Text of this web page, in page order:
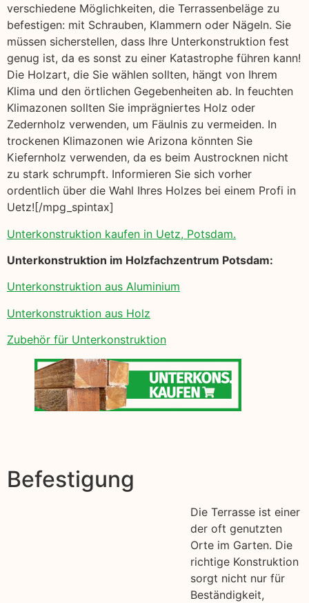
verschiedene Möglichkeiten, die Terrassenbeläge zu
befestigen: mit Schrauben, Klammern oder Nägeln. Sie
müssen sicherstellen, dass Ihre Unterkonstruktion fest
genug ist, da es sonst zu einer Katastrophe führen kann!
Die Holzart, die Sie wählen sollten, hängt von Ihrem
Klima und den örtlichen Gegebenheiten ab. In feuchten
Klimazonen sollten Sie imprägniertes Holz oder
Zedernholz verwenden, um Fäulnis zu vermeiden. In
trockenen Klimazonen wie Arizona könnten Sie
Kiefernholz verwenden, da es beim Austrocknen nicht
zu stark schrumpft. Informieren Sie sich vorher
ordentlich über die Wahl Ihres Holzes bei einem Profi in
Uetz![/mpg_spintax]
Unterkonstruktion kaufen in Uetz, Potsdam.
Unterkonstruktion im Holzfachzentrum Potsdam:
Unterkonstruktion aus Aluminium
Unterkonstruktion aus Holz
Zubehör für Unterkonstruktion
Befestigung
Die Terrasse ist einer
der oft genutzten
Orte im Garten. Die
richtige Konstruktion
sorgt nicht nur für
Beständigkeit,